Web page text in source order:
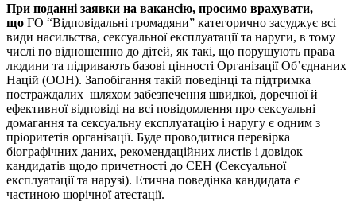
При поданні заявки на вакансію, просимо врахувати,
що ГО “Відповідальні громадяни” категорично засуджує всі
види насильства, сексуальної експлуатації та наруги, в тому
числі по відношенню до дітей, як такі, що порушують права
людини та підривають базові цінності Організації Об’єднаних
Націй (ООН). Запобігання такій поведінці та підтримка
постраждалих шляхом забезпечення швидкої, доречної й
ефективної відповіді на всі повідомлення про сексуальні
домагання та сексуальну експлуатацію і наругу є одним з
пріоритетів організації. Буде проводитися перевірка
біографічних даних, рекомендаційних листів і довідок
кандидатів щодо причетності до СЕН (Сексуальної
експлуатації та нарузі). Етична поведінка кандидата є
частиною щорічної атестації.